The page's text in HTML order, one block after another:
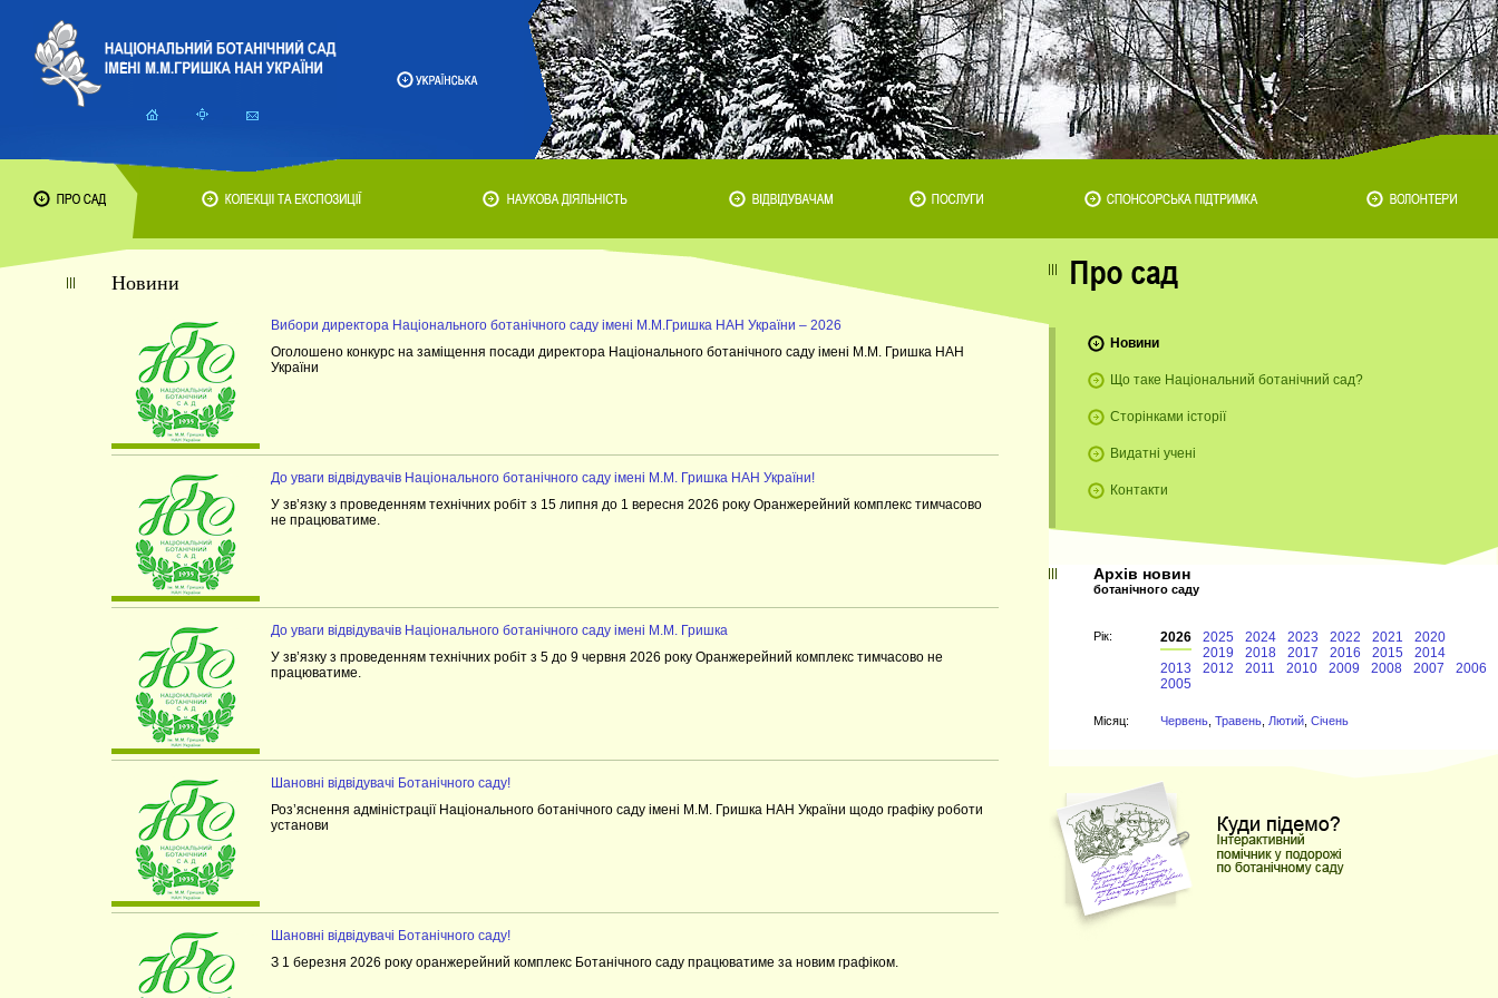
Новини
Вибори директора Національного ботанічного саду імені М.М.Гришка НАН України – 2026
Оголошено конкурс на заміщення посади директора Національного ботанічного саду імені М.М. Гришка НАН
України
До уваги відвідувачів Національного ботанічного саду імені М.М. Гришка НАН України!
У зв’язку з проведенням технічних робіт з 15 липня до 1 вересня 2026 року Оранжерейний комплекс тимчасово
не працюватиме.
До уваги відвідувачів Національного ботанічного саду імені М.М. Гришка
У зв’язку з проведенням технічних робіт з 5 до 9 червня 2026 року Оранжерейний комплекс тимчасово не
працюватиме.
Шановні відвідувачі Ботанічного саду!
Роз’яснення адміністрації Національного ботанічного саду імені М.М. Гришка НАН України щодо графіку роботи
установи
Шановні відвідувачі Ботанічного саду!
З 1 березня 2026 року оранжерейний комплекс Ботанічного саду працюватиме за новим графіком.
Новини
Що таке Національний ботанічний сад?
Сторінками історії
Видатні учені
Контакти
Архів новин
ботанічного саду
Рiк: 2026 2025 2024 2023 2022 2021
2020
2019
2018 2017 2016 2015
2014
2013
2012 2011 2010 2009 2008 2007
2006
2005
Мiсяц: Червень Травень Лютий Січень